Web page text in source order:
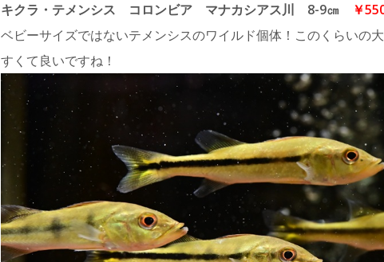
キクラ・テメンシス コロンビア マナカシアス川 8-9㎝
￥
ベビーサイズではないテメンシスのワイルド個体！このくらいの
すくて良いですね！